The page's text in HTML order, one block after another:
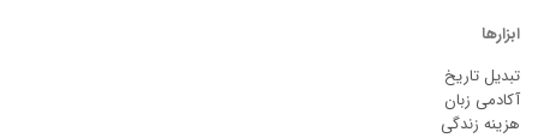
ابزارها
تبدیل تاریخ
آکادمی زبان
هزینه زندگی